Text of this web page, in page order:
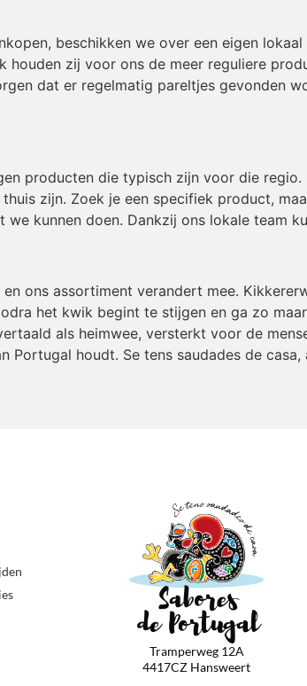
beschikken we over een eigen
houden zij voor ons de meer reguliere
dat er regelmatig pareltjes gevonden
producten die typisch zijn voor die
zijn. Zoek je een specifiek product,
kunnen doen. Dankzij ons lokale team
ons assortiment verandert mee.
het kwik begint te stijgen en ga zo
als heimwee, versterkt voor de
Portugal houdt. Se tens saudades de casa,
Tramperweg 12A
4417CZ Hansweert